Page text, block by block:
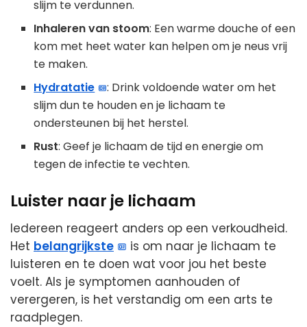
slijm te verdunnen.
Inhaleren van stoom: Een warme douche of een
kom met heet water kan helpen om je neus vrij
te maken.
Hydratatie
: Drink voldoende water om het
slijm dun te houden en je lichaam te
ondersteunen bij het herstel.
Rust: Geef je lichaam de tijd en energie om
tegen de infectie te vechten.
Luister naar je lichaam
Iedereen reageert anders op een verkoudheid.
Het belangrijkste
is om naar je lichaam te
luisteren en te doen wat voor jou het beste
voelt. Als je symptomen aanhouden of
verergeren, is het verstandig om een arts te
raadplegen.